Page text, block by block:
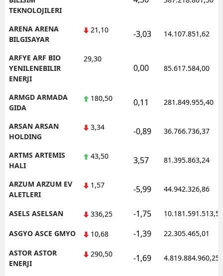
TEKNOLOJILERI
ARENA ARENA
BILGISAYAR
21,10 -3,03 14.107.851,62
ARFYE ARF BIO
YENILENEBILIR
ENERJI
29,30
0,00 85.617.584,00
ARMGD ARMADA
GIDA
180,50 0,11 281.849.955,40
ARSAN ARSAN
HOLDING
3,34 -0,89 36.766.736,37
ARTMS ARTEMIS
HALI
43,50 3,57 81.395.863,24
ARZUM ARZUM EV
ALETLERI
1,57 -5,99 44.942.326,86
ASELS ASELSAN 336,25 -1,75 10.181.591.513,50
ASGYO ASCE GMYO 10,68 -1,39 22.305.465,01
ASTOR ASTOR
ENERJI
290,50 -1,69 4.819.884.960,25